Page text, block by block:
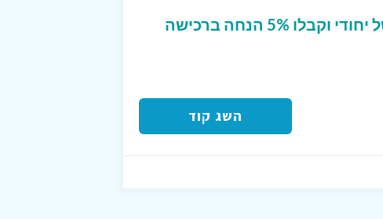
הצטרפו למועדון של יחודי וקבלו 5% הנחה ברכישה
השג קוד